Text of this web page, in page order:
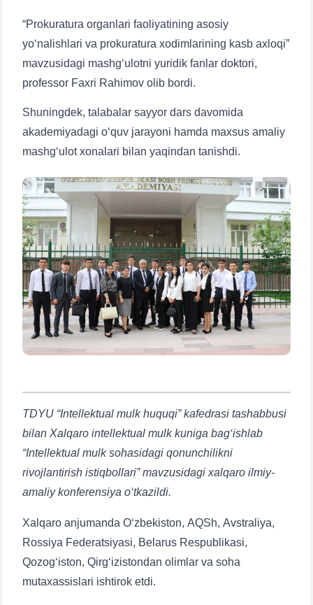
“Prokuratura organlari faoliyatining asosiy
yo‘nalishlari va prokuratura xodimlarining kasb axloqi”
mavzusidagi mashg‘ulotni yuridik fanlar doktori,
professor Faxri Rahimov olib bordi.
Shuningdek, talabalar sayyor dars davomida
akademiyadagi o‘quv jarayoni hamda maxsus amaliy
mashg‘ulot xonalari bilan yaqindan tanishdi.
TDYU “Intellektual mulk huquqi” kafedrasi tashabbusi
bilan Xalqaro intellektual mulk kuniga bag‘ishlab
“Intellektual mulk sohasidagi qonunchilikni
rivojlantirish istiqbollari” mavzusidagi xalqaro ilmiy-
amaliy konferensiya o‘tkazildi.
Xalqaro anjumanda O‘zbekiston, AQSh, Avstraliya,
Rossiya Federatsiyasi, Belarus Respublikasi,
Qozog‘iston, Qirg‘izistondan olimlar va soha
mutaxassislari ishtirok etdi.